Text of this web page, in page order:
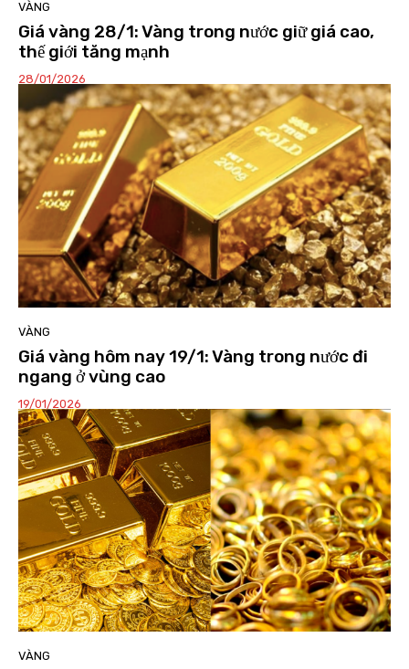
VÀNG
Giá vàng 28/1: Vàng trong nước giữ giá cao,
thế giới tăng mạnh
28/01/2026
VÀNG
Giá vàng hôm nay 19/1: Vàng trong nước đi
ngang ở vùng cao
19/01/2026
VÀNG